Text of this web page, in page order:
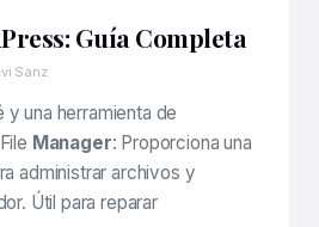
Guía Completa
Sanz
una herramienta de
Manager: Proporciona una
administrar archivos y
Útil para reparar